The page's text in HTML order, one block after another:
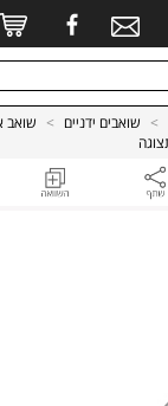
> שואבים ידניים >